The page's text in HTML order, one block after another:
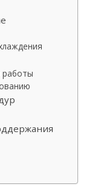
работы